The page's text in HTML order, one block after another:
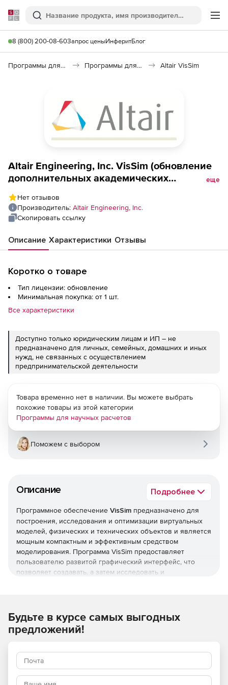
Softline
Поиск
8 (800) 200-08-60Запрос ценыИнферитБлог
Программы для образования и науки Программы для научных расчетов Altair VisSim
Altair Engineering, Inc. VisSim (обновление
дополнительных академических
еще
Нет отзывов
Производитель: Altair Engineering, Inc.
Скопировать ссылку
Описание Характеристики Отзывы
Коротко о товаре
Тип лицензии: обновление
Минимальная покупка: от 1 шт.
Все характеристики
Доступно только юридическим лицам и ИП – не
предназначено для личных, семейных, домашних и иных
нужд, не связанных с осуществлением
предпринимательской деятельности
Описание Подробнее
Программное обеспечение VisSim предназначено для
построения, исследования и оптимизации виртуальных
моделей, физических и технических объектов и является
мощным компактным и эффективным средством
моделирования. Программа VisSim предоставляет
пользователю развитой графический интерфейс, что
позволяет создавать, а затем исследовать и
среде VisSim нет необходимости записывать и решать
дифференциальные уравнения, программа это сделает
системы и параметрам ее элементов. Результаты
решения выводятся в наглядной графической форме,
поэтому программой могут пользоваться те, кто не имеет
Товара временно нет в наличии. Вы можете выбрать
похожие товары из этой категории
Программы для научных расчетов
Поможем с выбором
Будьте в курсе самых выгодных
предложений!